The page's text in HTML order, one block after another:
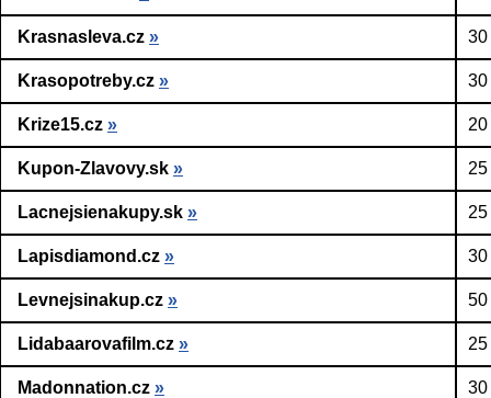
Krasnasleva.cz » 30
Krasopotreby.cz » 30
Krize15.cz »
Kupon-Zlavovy.sk »
Lacnejsienakupy.sk »
Lapisdiamond.cz » 30
Levnejsinakup.cz » 50
Lidabaarovafilm.cz »
Madonnation.cz » 30